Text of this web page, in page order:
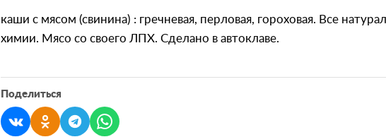
каши с мясом (свинина) : гречневая, перловая, гороховая. Все
химии. Мясо со своего ЛПХ. Сделано в автоклаве.
Поделиться